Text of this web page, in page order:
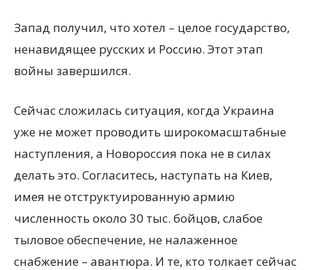
Запад получил, что хотел – целое государство,
ненавидящее русских и Россию. Этот этап
войны завершился.
Сейчас сложилась ситуация, когда Украина
уже не может проводить широкомасштабные
наступления, а Новороссия пока не в силах
делать это. Согласитесь, наступать на Киев,
имея не отструктуированную армию
численность около 30 тыс. бойцов, слабое
тыловое обеспечение, не налаженное
снабжение – авантюра. И те, кто толкает сейчас